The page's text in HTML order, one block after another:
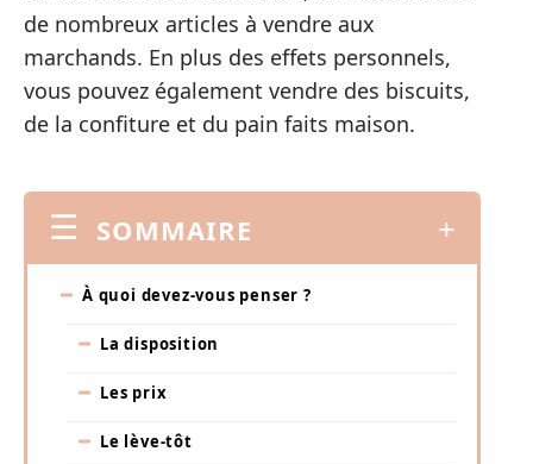
de nombreux articles à vendre aux
marchands. En plus des effets personnels,
vous pouvez également vendre des biscuits,
de la confiture et du pain faits maison.
SOMMAIRE
À quoi devez-vous penser ?
La disposition
Les prix
Le lève-tôt